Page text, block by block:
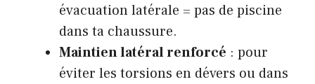
évacuation latérale = pas de piscine
dans ta chaussure.
Maintien latéral renforcé : pour
éviter les torsions en dévers ou dans